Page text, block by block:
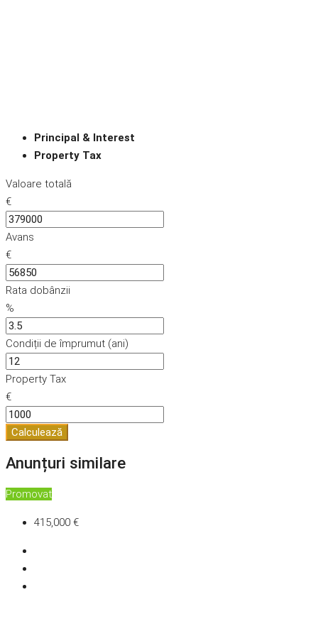
Principal & Interest
Property Tax
Valoare totală
€
Avans
€
Rata dobânzii
%
Condiții de împrumut (ani)
Property Tax
€
Calculează
Anunțuri similare
Promovat
415,000 €